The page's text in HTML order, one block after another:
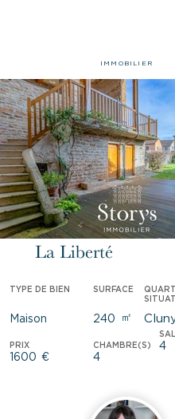
IMMOBILIER
La Liberté
TYPE DE BIEN SURFACE
Maison ㎡
240
PRIX CHAMBRE(S)
1600 € 4
4